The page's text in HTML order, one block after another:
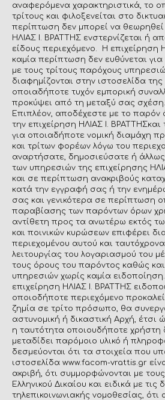
αναφερόμενα χαρακτηριστικά, το
τρίτους και φιλοξενείται στο
περίπτωση δεν μπορεί να θεωρηθεί
ΗΛΙΑΣ Ι. ΒΡΑΤΤΗΣ ενστερνίζεται ή
είδους περιεχόμενο. Η επιχείρηση
καμία περίπτωση δεν ευθύνεται για
με τους τρίτους παρόχους
διαφημίζονται στην ιστοσελίδα της
οποιαδήποτε τυχόν εμπορική
προκύψει από τη μεταξύ σας σχέση.
Επιπλέον, αποδέχεστε με το παρόν
την επιχείρηση ΗΛΙΑΣ Ι.
για οποιαδήποτε νομική διαμάχη
και τρίτων φορέων λόγω του
αναρτήσατε, δημοσιεύσατε ή
των υπηρεσιών της επιχείρησης
και σε περίπτωση ανακριβούς
κατά την εγγραφή σας ή την
σας και γενικότερα σε περίπτωση
παραβίασης των παρόντων όρων
αντίθετη προς τα ανωτέρω εκτός
και ποινικών κυρώσεων επιφέρει
περιεχομένου αυτού και
λειτουργίας του λογαριασμού του
τους όρους του παρόντος καθώς
υπηρεσιών χωρίς καμία
επιχείρηση ΗΛΙΑΣ Ι. ΒΡΑΤΤΗΣ
οποιοδήποτε περιεχόμενο
ζημία σε τρίτο πρόσωπο, θα
αστυνομική ή δικαστική Αρχή, έτσι
η ταυτότητα οποιουδήποτε χρήστη
μεταδίδει παρόμοιο υλικό ή
δεσμεύονται ότι τα στοιχεία που
ιστοσελίδα www.facom-vrattis.gr
ακριβή, ότι συμμορφώνονται με
Ελληνικού Δικαίου και ειδικά με τις
τηλεπικοινωνιακής νομοθεσίας,